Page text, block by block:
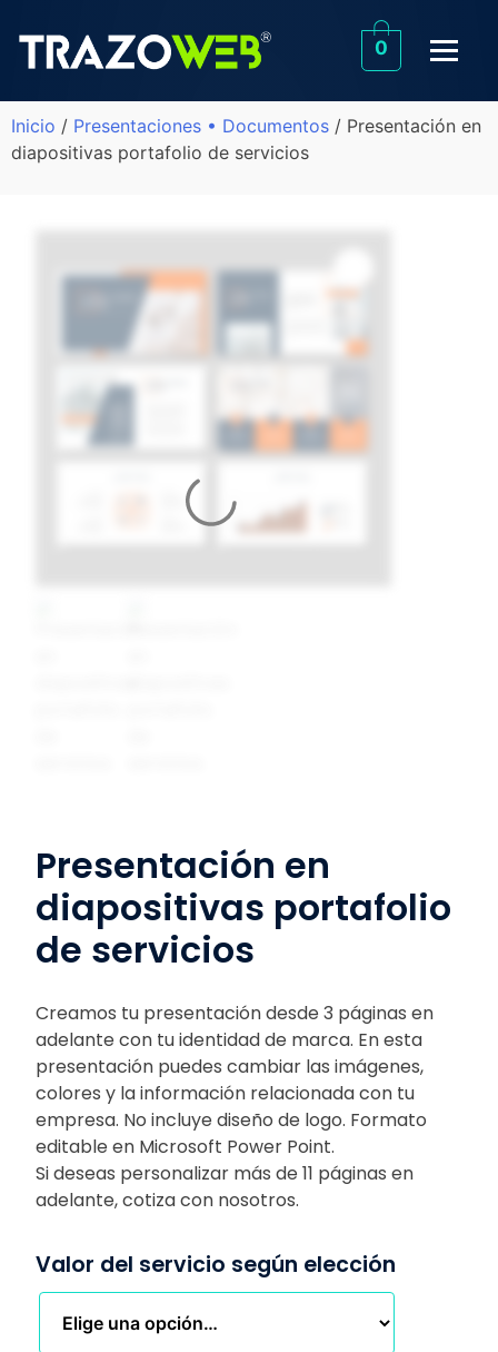
0
Inicio / Presentaciones • Documentos / Presentación en
diapositivas portafolio de servicios
Presentación en
diapositivas portafolio
de servicios
Creamos tu presentación desde 3 páginas en
adelante con tu identidad de marca. En esta
presentación puedes cambiar las imágenes,
colores y la información relacionada con tu
empresa. No incluye diseño de logo. Formato
editable en Microsoft Power Point.
Si deseas personalizar más de 11 páginas en
adelante, cotiza con nosotros.
Valor del servicio según elección